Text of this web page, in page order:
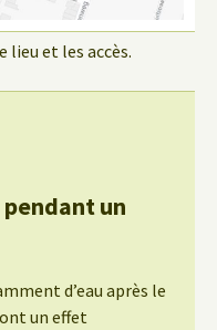
lieu et les accès.
pendant un
d’eau après le
un effet